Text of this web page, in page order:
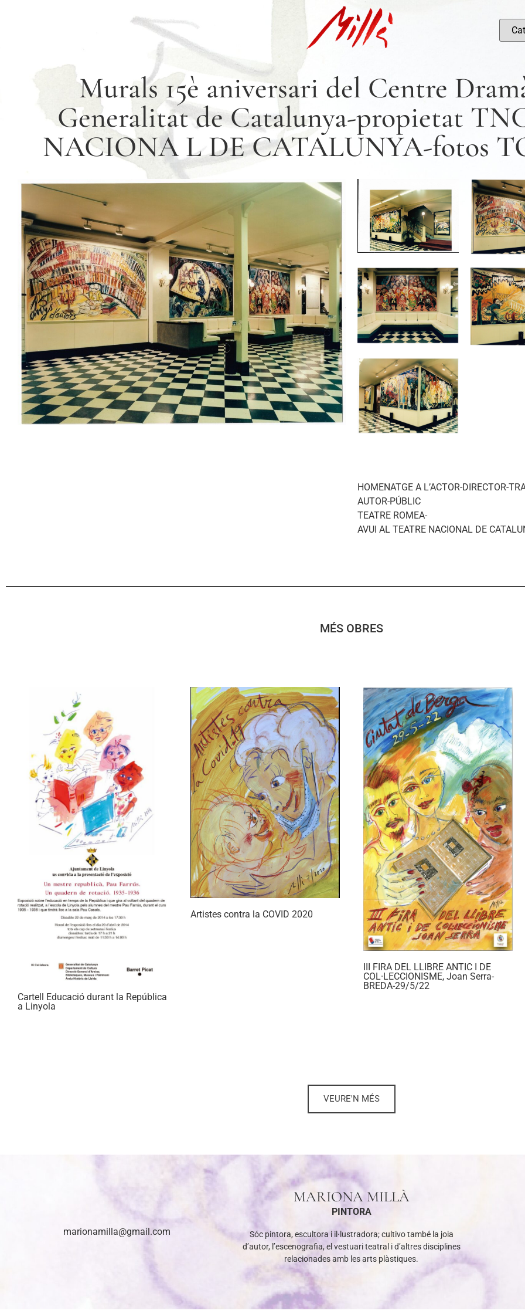
Murals 15è aniversari del Centre
Generalitat de Catalunya-propietat
NACIONA L DE CATALUNYA-fotos
HOMENATGE A L’ACTOR-DIRECTOR-
AUTOR-PÚBLIC
TEATRE ROMEA-
AVUI AL TEATRE NACIONAL DE
MÉS OBRES
Cartell Educació durant la República
a Linyola
Artistes contra la COVID 2020
III FIRA DEL LLIBRE ANTIC I DE
COL·LECCIONISME, Joan Serra-
BREDA-29/5/22
VEURE'N MÉS
marionamilla@gmail.com
MARIONA MILLÀ
PINTORA
Sóc pintora, escultora i il·lustradora; cultivo també la joia
d’autor, l’escenografia, el vestuari teatral i d’altres disciplines
relacionades amb les arts plàstiques.